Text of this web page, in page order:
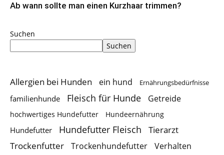
Ab wann sollte man einen Kurzhaar trimmen?
Suchen
Suchen
Allergien bei Hunden ein hund Ernährungsbedürfnisse
familienhunde Fleisch für Hunde Getreide
hochwertiges Hundefutter Hundeernährung
Hundefutter Hundefutter Fleisch
Tierarzt
Trockenfutter
Trockenhundefutter
Verhalten